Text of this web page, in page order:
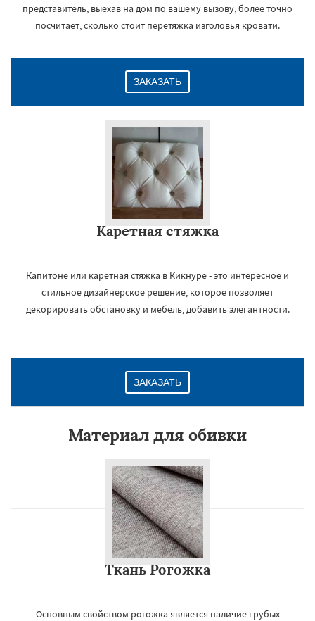
представитель, выехав на дом по вашему вызову, более точно
посчитает, сколько стоит перетяжка изголовья кровати.
ЗАКАЗАТЬ
Каретная стяжка
Капитоне или каретная стяжка в Кикнуре - это интересное и
стильное дизайнерское решение, которое позволяет
декорировать обстановку и мебель, добавить элегантности.
ЗАКАЗАТЬ
Материал для обивки
Ткань Рогожка
Основным свойством рогожка является наличие грубых